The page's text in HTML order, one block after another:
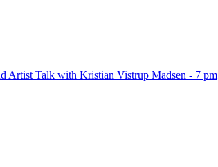
Artist Talk with Kristian Vistrup Madsen - 7 pm